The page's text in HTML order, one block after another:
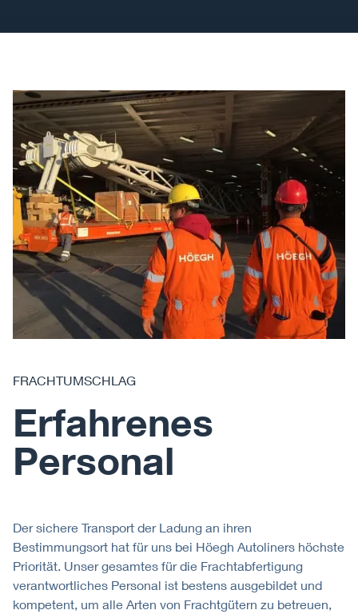
FRACHTUMSCHLAG
Erfahrenes
Personal
Der sichere Transport der Ladung an ihren
Bestimmungsort hat für uns bei Höegh Autoliners höchste
Priorität. Unser gesamtes für die Frachtabfertigung
verantwortliches Personal ist bestens ausgebildet und
kompetent, um alle Arten von Frachtgütern zu betreuen,